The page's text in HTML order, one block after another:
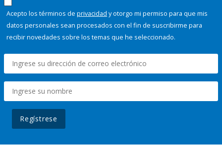
Acepto los términos de privacidad y otorgo mi permiso para que mis
datos personales sean procesados con el fin de suscribirme para
recibir novedades sobre los temas que he seleccionado.
Regístrese